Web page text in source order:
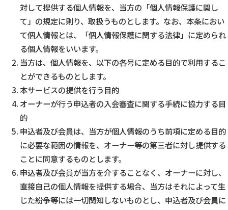
対して提供する個人情報を、当方の「個人情報保護に関し
て」の規定に則り、取扱うものとします。なお、本条におい
て個人情報とは、「個人情報保護に関する法律」に定められ
る個人情報をいいます。
当方は、個人情報を、以下の各号に定める目的で利用するこ
とができるものとします。
本サービスの提供を行う目的
オーナーが行う申込者の入会審査に関する手続に協力する目
的
申込者及び会員は、当方が個人情報のうち前項に定める目的
に必要な範囲の情報を、オーナー等の第三者に対し提供する
ことに同意するものとします。
申込者及び会員が当方を介することなく、オーナーに対し、
直接自己の個人情報を提供する場合、当方はそれによって生
じた紛争等には一切関知しないものとし、申込者及び会員に